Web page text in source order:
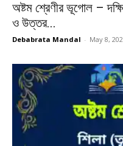
অষ্টম শ্রেণীর ভূগোল –
ও উত্তর...
Debabrata Mandal - May 8,